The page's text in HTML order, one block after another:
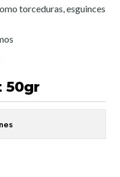
torceduras, esguinces
50gr